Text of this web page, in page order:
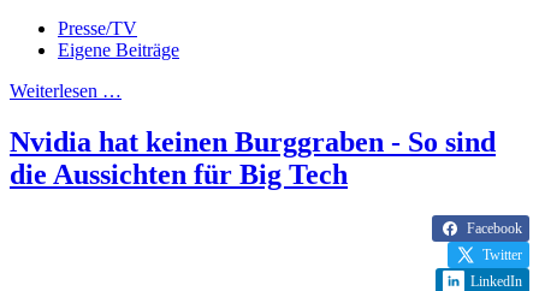
Presse/TV
Eigene Beiträge
Weiterlesen …
Nvidia hat keinen Burggraben - So sind
die Aussichten für Big Tech
Facebook
Twitter
LinkedIn